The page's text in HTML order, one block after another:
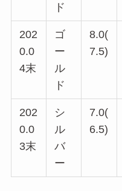
ド
202
0.0
4末
ゴ
ー
ル
ド
8.0(
7.5)
202
0.0
3末
シ
ル
バ
ー
7.0(
6.5)